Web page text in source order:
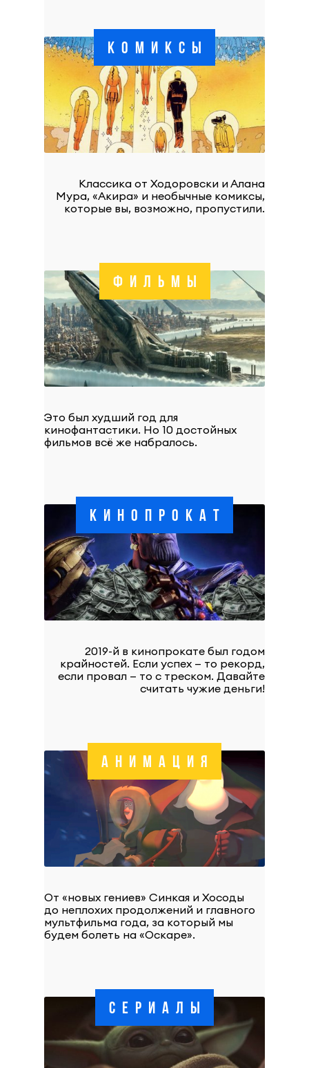
КОМИКСЫ
Классика от Ходоровски и Алана
Мура, «Акира» и необычные комиксы,
которые вы, возможно, пропустили.
ФИЛЬМЫ
Это был худший год для
кинофантастики. Но 10 достойных
фильмов всё же набралось.
КИНОПРОКАТ
2019-й в кинопрокате был годом
крайностей. Если успех — то рекорд,
если провал — то с треском. Давайте
считать чужие деньги!
АНИМАЦИЯ
От «новых гениев» Синкая и Хосоды
до неплохих продолжений и главного
мультфильма года, за который мы
будем болеть на «Оскаре».
СЕРИАЛЫ